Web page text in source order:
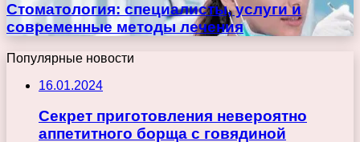
Стоматология: специалисты, услуги и
современные методы лечения
Популярные новости
16.01.2024
Секрет приготовления невероятно
аппетитного борща с говядиной